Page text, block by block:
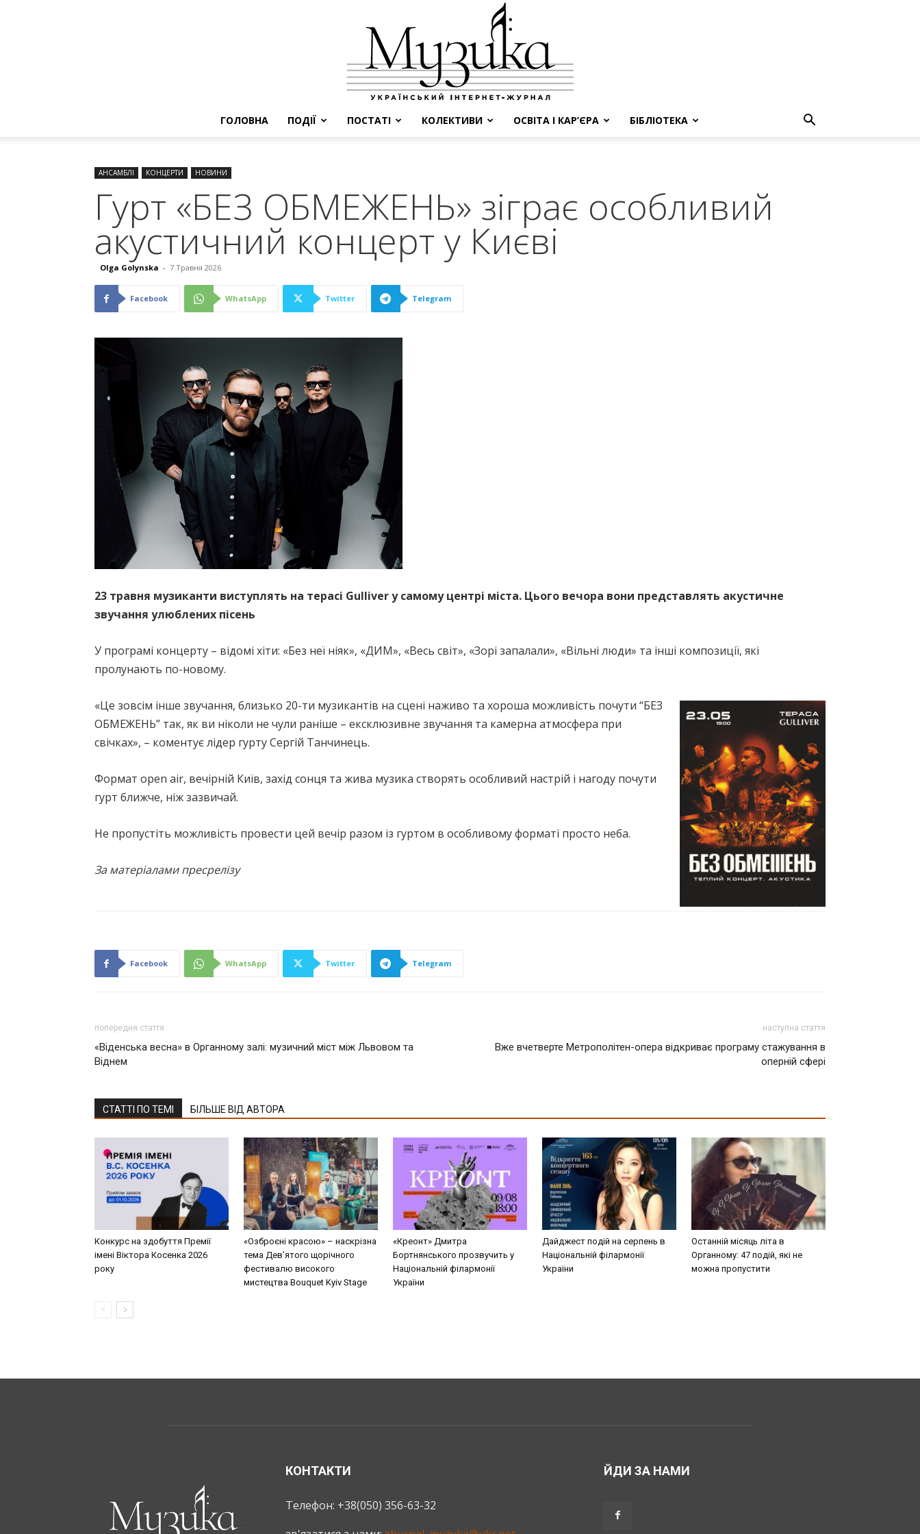
ГОЛОВНА ПОДІЇ ПОСТАТІ КОЛЕКТИВИ ОСВІТА І КАР’ЄРА БІБЛІОТЕКА
АНСАМБЛІ КОНЦЕРТИ НОВИНИ
Гурт «БЕЗ ОБМЕЖЕНЬ» зіграє особливий
акустичний концерт у Києві
Olga Golynska - 7 Травня 2026
Facebook WhatsApp Twitter Telegram
23 травня музиканти виступлять на терасі Gulliver у самому центрі міста. Цього вечора вони представлять акустичне
звучання улюблених пісень
У програмі концерту – відомі хіти: «Без неї ніяк», «ДИМ», «Весь світ», «Зорі запалали», «Вільні люди» та інші композиції, які
пролунають по-новому.
«Це зовсім інше звучання, близько 20-ти музикантів на сцені наживо та хороша можливість почути “БЕЗ
ОБМЕЖЕНЬ” так, як ви ніколи не чули раніше – ексклюзивне звучання та камерна атмосфера при
свічках», – коментує лідер гурту Сергій Танчинець.
Формат open air, вечірній Київ, захід сонця та жива музика створять особливий настрій і нагоду почути
гурт ближче, ніж зазвичай.
Не пропустіть можливість провести цей вечір разом із гуртом в особливому форматі просто неба.
За матеріалами пресрелізу
Facebook WhatsApp Twitter Telegram
попередня стаття
«Віденська весна» в Органному залі: музичний міст між Львовом та
Віднем
наступна стаття
Вже вчетверте Метрополітен-опера відкриває програму стажування в
оперній сфері
СТАТТІ ПО ТЕМІ БІЛЬШЕ ВІД АВТОРА
Конкурс на здобуття Премії
імені Віктора Косенка 2026
року
«Озброєні красою» – наскрізна
тема Дев’ятого щорічного
фестивалю високого
мистецтва Bouquet Kyiv Stage
«Креонт» Дмитра
Бортнянського прозвучить у
Національній філармонії
України
Дайджест подій на серпень в
Національній філармонії
України
Останній місяць літа в
Органному: 47 подій, які не
можна пропустити
КОНТАКТИ
Телефон: +38(050) 356-63-32
ЙДИ ЗА НАМИ